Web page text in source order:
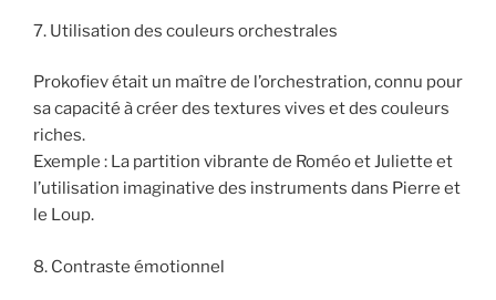
7. Utilisation des couleurs orchestrales
Prokofiev était un maître de l’orchestration, connu pour
sa capacité à créer des textures vives et des couleurs
riches.
Exemple : La partition vibrante de Roméo et Juliette et
l’utilisation imaginative des instruments dans Pierre et
le Loup.
8. Contraste émotionnel